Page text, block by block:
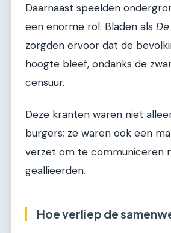
Daarnaast speelden
een enorme rol. Bladen als
zorgden ervoor dat de
hoogte bleef, ondanks de
censuur.
Deze kranten waren niet
burgers; ze waren ook een
verzet om te communiceren
geallieerden.
Hoe verliep de